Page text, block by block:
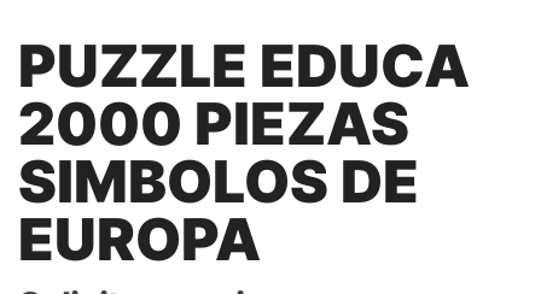
PUZZLE EDUCA
2000 PIEZAS
SIMBOLOS DE
EUROPA